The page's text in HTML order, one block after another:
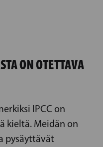
ON OTETTAVA
IPCC on
kieltä. Meidän on
pysäyttävät